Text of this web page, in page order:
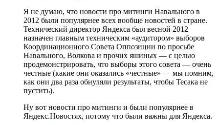
Я не думаю, что новости про митинги Навального в
2012 были популярнее всех вообще новостей в стране.
Технический директор Яндекса был весной 2012
назначен главным техническим «аудитором» выборов
Координационного Совета Оппозиции по просьбе
Навального, Волкова и прочих яшиных — с целью
продемонстрировать, что выборы этого совета — очень
честные (какие они оказались «честные» — мы помним,
как они два раза обнуляли результаты, чтобы Тесака не
пустить).
Ну вот новости про митинги и были популярнее в
Яндекс.Новостях, потому что были важны для Яндекса.